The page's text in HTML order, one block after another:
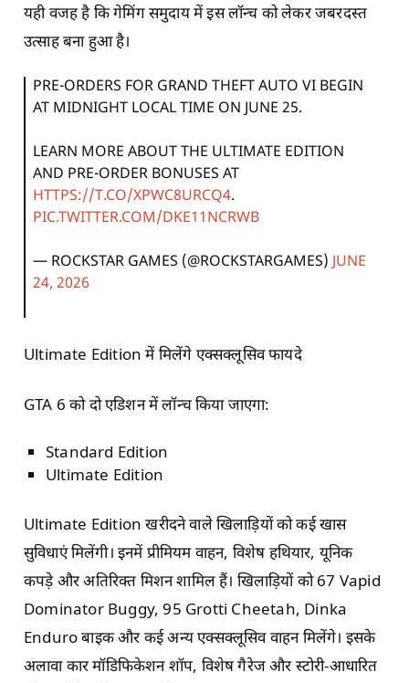
यही वजह है कि गेमिंग समुदाय में इस लॉन्च को लेकर जबरदस्त
उत्साह बना हुआ है।
PRE-ORDERS FOR GRAND THEFT AUTO VI BEGIN
AT MIDNIGHT LOCAL TIME ON JUNE 25.
LEARN MORE ABOUT THE ULTIMATE EDITION
AND PRE-ORDER BONUSES AT
HTTPS://T.CO/XPWC8URCQ4.
PIC.TWITTER.COM/DKE11NCRWB
— ROCKSTAR GAMES (@ROCKSTARGAMES)JUNE
24, 2026
Ultimate Edition में मिलेंगे एक्सक्लूसिव फायदे
GTA 6 को दो एडिशन में लॉन्च किया जाएगा:
Standard Edition
Ultimate Edition
Ultimate Edition खरीदने वाले खिलाड़ियों को कई खास
सुविधाएं मिलेंगी। इनमें प्रीमियम वाहन, विशेष हथियार, यूनिक
कपड़े और अतिरिक्त मिशन शामिल हैं। खिलाड़ियों को 67 Vapid
Dominator Buggy, 95 Grotti Cheetah, Dinka
Enduro बाइक और कई अन्य एक्सक्लूसिव वाहन मिलेंगे। इसके
अलावा कार मॉडिफिकेशन शॉप, विशेष गैरेज और स्टोरी-आधारित